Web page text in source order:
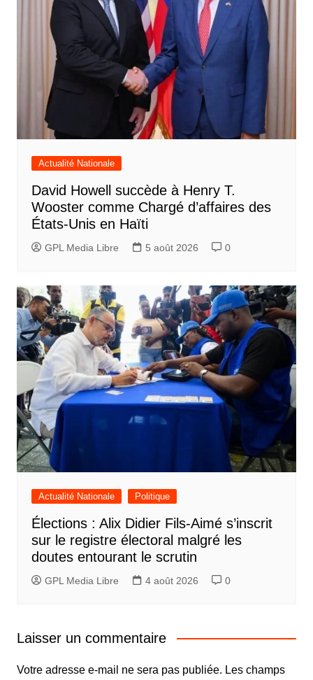
Actualité Nationale
David Howell succède à Henry T.
Wooster comme Chargé d’affaires des
États-Unis en Haïti
GPL Media Libre 5 août 2026 0
Actualité Nationale Politique
Élections : Alix Didier Fils-Aimé s’inscrit
sur le registre électoral malgré les
doutes entourant le scrutin
GPL Media Libre 4 août 2026 0
Laisser un commentaire
Votre adresse e-mail ne sera pas publiée. Les champs